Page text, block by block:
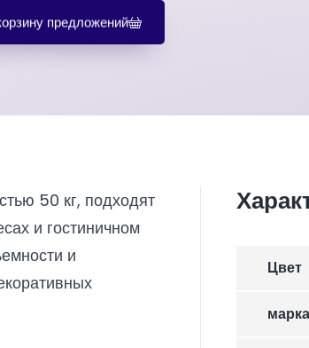
предложений
50 кг, подходят
и гостиничном
и
Цвет
марка